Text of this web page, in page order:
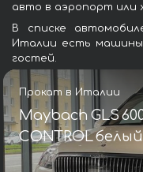
авто в аэропорт или
В списке
Италии есть машины
гостей.
Прокат в Италии
Maybach GLS
CONTROL белый